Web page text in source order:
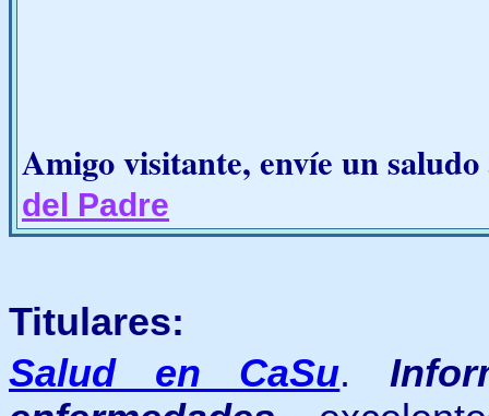
Amigo visitante, envíe un
del Padre
Titulares:
Salud en CaSu.